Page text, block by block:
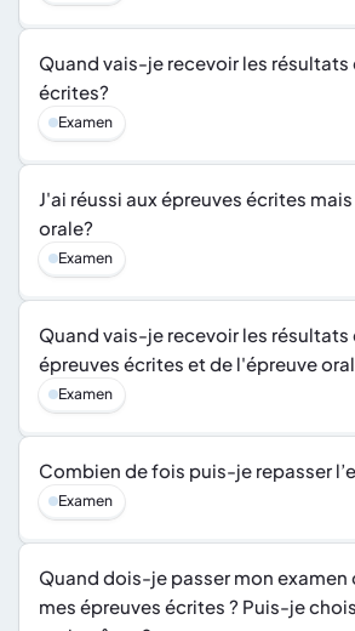
Quand vais-je recevoir les résultats
écrites?
Examen
J'ai réussi aux épreuves écrites
orale?
Examen
Quand vais-je recevoir les
épreuves écrites et de l'épreuve
Examen
Combien de fois puis-je repasser
Examen
Quand dois-je passer mon examen
mes épreuves écrites ? Puis-je